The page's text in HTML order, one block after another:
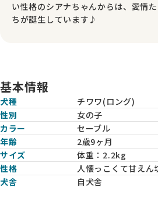
い性格のシアナちゃんからは、愛情
ちが誕生しています♪
基本情報
犬種
チワワ(ロング)
性別
女の子
カラー
セーブル
年齢
2歳9ヶ月
サイズ
体重： 2.2kg
性格
人懐っこくて甘えん
犬舎
自犬舎